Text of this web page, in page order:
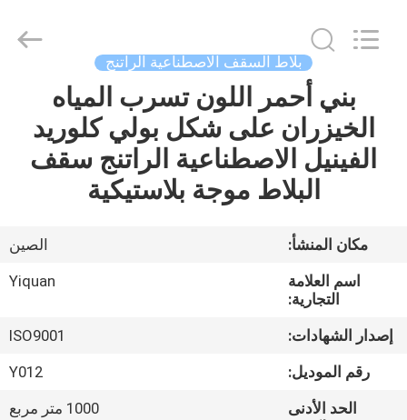
الصفحة
الرئيسية
معلومات
جولة
المعمل
Building
Material
بلاط السقف الاصطناعية الراتنج
بني أحمر اللون تسرب المياه
الخيزران على شكل بولي كلوريد
الفينيل الاصطناعية الراتنج سقف
البلاط موجة بلاستيكية
مكان المنشأ:
الصين
اسم العلامة
التجارية:
Yiquan
إصدار الشهادات:
ISO9001
رقم الموديل:
Y012
الحد الأدنى
1000 متر مربع